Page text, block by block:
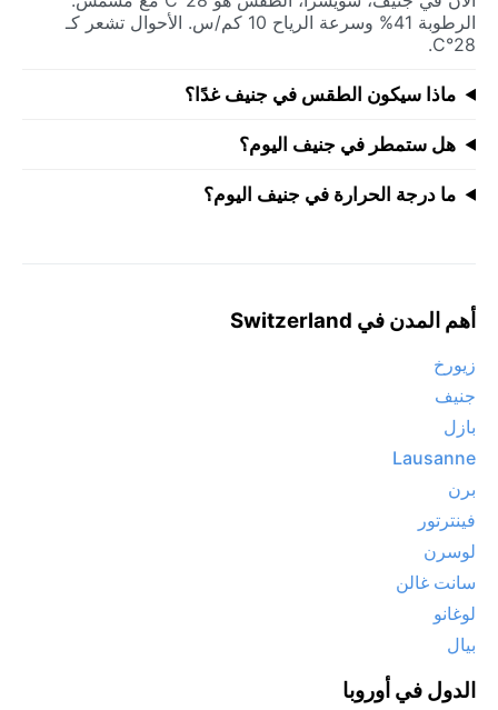
الرطوبة 41% وسرعة الرياح 10 كم/س. الأحوال تشعر كـ
28°C.
ماذا سيكون الطقس في جنيف غدًا؟
هل ستمطر في جنيف اليوم؟
ما درجة الحرارة في جنيف اليوم؟
أهم المدن في Switzerland
زيورخ
جنيف
بازل
Lausanne
برن
فينترتور
لوسرن
سانت غالن
لوغانو
بيال
الدول في أوروبا